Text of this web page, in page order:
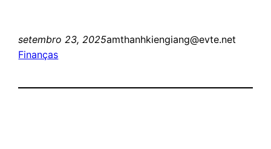
setembro 23, 2025amthanhkiengiang@evte.net
Finanças